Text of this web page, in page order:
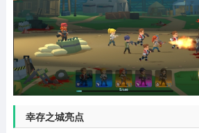
幸存之城亮点